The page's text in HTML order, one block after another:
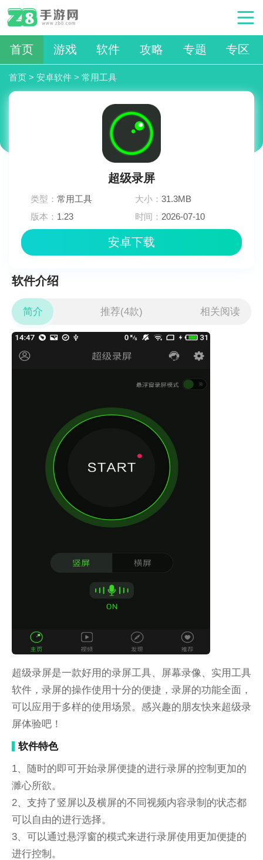
首页 游戏 软件 攻略 专题 专区
首页 > 安卓软件 > 常用工具
超级录屏
类型：常用工具 大小：31.3MB
版本： 1.23 时间： 2026-07-10
安卓下载
软件介绍
简介 推荐(4款) 相关阅读
超级录屏是一款好用的录屏工具、屏幕录像、实用工具
软件，录屏的操作使用十分的便捷，录屏的功能全面，
可以应用于多样的使用场景。感兴趣的朋友快来超级录
屏体验吧！
软件特色
1、随时的即可开始录屏便捷的进行录屏的控制更加的
濉心所欲。
2、支持了竖屏以及横屏的不同视频内容录制的状态都
可以自由的进行选择。
3、可以通过悬浮窗的模式来进行录屏使用更加便捷的
进行控制。